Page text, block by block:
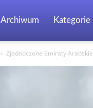
Archiwum Kategorie
Zjednoczone Emiraty Arabskie